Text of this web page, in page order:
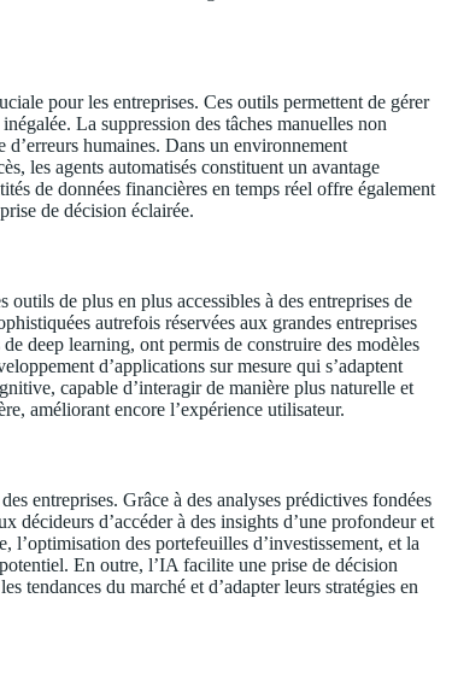
pour les entreprises. Ces outils permettent de gérer
La suppression des tâches manuelles non
d’erreurs humaines. Dans un environnement
les agents automatisés constituent un avantage
de données financières en temps réel offre également
de décision éclairée.
de plus en plus accessibles à des entreprises de
autrefois réservées aux grandes entreprises
deep learning, ont permis de construire des modèles
d’applications sur mesure qui s’adaptent
capable d’interagir de manière plus naturelle et
améliorant encore l’expérience utilisateur.
entreprises. Grâce à des analyses prédictives fondées
décideurs d’accéder à des insights d’une profondeur et
l’optimisation des portefeuilles d’investissement, et la
En outre, l’IA facilite une prise de décision
tendances du marché et d’adapter leurs stratégies en